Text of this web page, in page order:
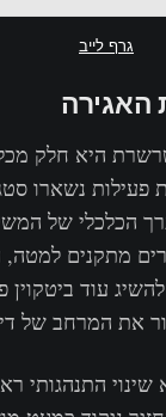
גרף לייב
האגירה
היא חלק
פעילות נשארו
הכלכלי של
מתקנים למטה,
עוד ביטקוין
את המרחב של
התנהגותי